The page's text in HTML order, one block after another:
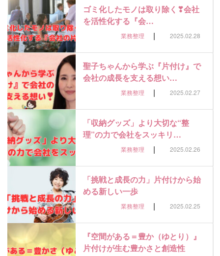
ゴミ化したモノは取り除く❣会社
を活性化する『会…
業務整理 | 2025.02.28
聖子ちゃんから学ぶ『片付け』で
会社の成長を支える想い…
業務整理 | 2025.02.27
「収納グッズ」より大切な“整
理”の力で会社をスッキリ…
業務整理 | 2025.02.26
「挑戦と成長の力」片付けから始
める新しい一歩
業務整理 | 2025.02.25
『空間がある＝豊か（ゆとり）』
片付けが生む豊かさと創造性